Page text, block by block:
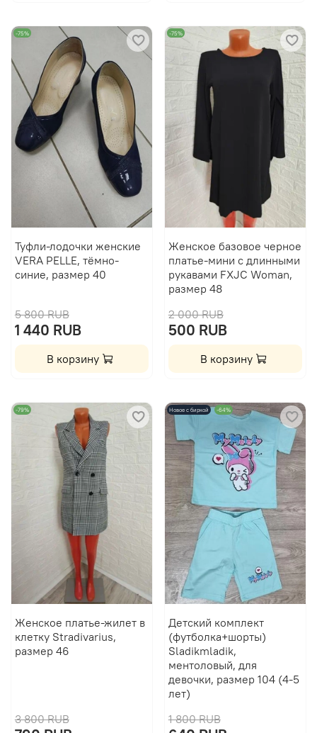
-75%
Туфли-лодочки женские
VERA PELLE, тёмно-
синие, размер 40
5 800 RUB
1 440 RUB
В корзину
-75%
Женское базовое черное
платье-мини с длинными
рукавами FXJC Woman,
размер 48
2 000 RUB
500 RUB
В корзину
-79%
Женское платье-жилет в
клетку Stradivarius,
размер 46
3 800 RUB
Новое с биркой -64%
Детский комплект
(футболка+шорты)
Sladikmladik,
ментоловый, для
девочки, размер 104 (4-5
лет)
1 800 RUB